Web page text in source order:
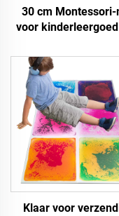
30 cm Montessori-
voor
reflecterende
vloertegels voor
speelgoed
Klaar voor